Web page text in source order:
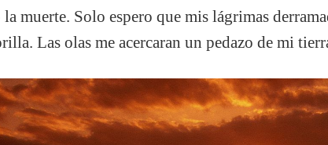
muerte. Solo espero que mis lágrimas
Las olas me acercaran un pedazo de mi